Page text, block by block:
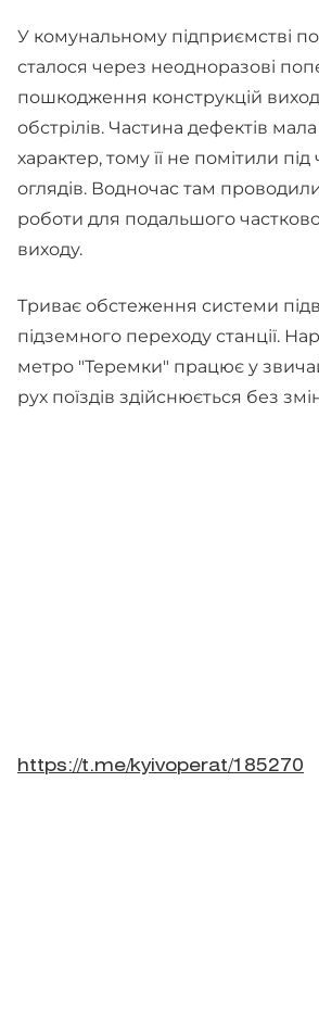
У комунальному підприємстві
сталося через неодноразові
пошкодження конструкцій
обстрілів. Частина дефектів
характер, тому її не помітили під
оглядів. Водночас там
роботи для подальшого
виходу.
Триває обстеження системи
підземного переходу станції.
метро "Теремки" працює у
рух поїздів здійснюється без
https://t.me/kyivoperat/185270